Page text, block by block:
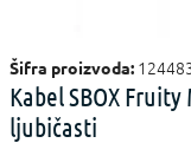
Šifra proizvoda:
Kabel SBOX Fruity
ljubičasti